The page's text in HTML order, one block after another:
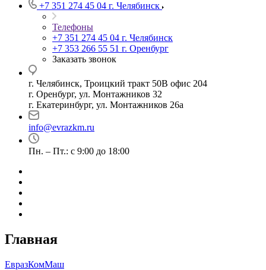
+7 351 274 45 04 г. Челябинск
Телефоны
+7 351 274 45 04 г. Челябинск
+7 353 266 55 51 г. Оренбург
Заказать звонок
г. Челябинск, Троицкий тракт 50В офис 204
г. Оренбург, ул. Монтажников 32
г. Екатеринбург, ул. Монтажников 26а
info@evrazkm.ru
Пн. – Пт.: с 9:00 до 18:00
Главная
ЕвразКомМаш